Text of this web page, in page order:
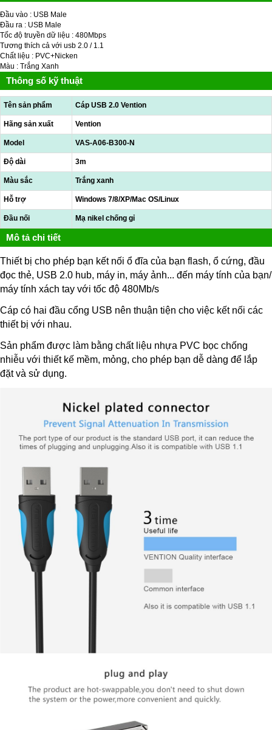
Đầu vào : USB Male
Đầu ra : USB Male
Tốc độ truyền dữ liệu : 480Mbps
Tương thích cả với usb 2.0 / 1.1
Chất liệu : PVC+Nicken
Màu : Trắng Xanh
Thông số kỹ thuật
Tên sản phẩm Cáp USB 2.0 Vention
Hãng sản xuất Vention
Model VAS-A06-B300-N
Độ dài 3m
Màu sắc Trắng xanh
Hỗ trợ Windows 7/8/XP/Mac OS/Linux
Đầu nối Mạ nikel chống gỉ
Mô tả chi tiết
Thiết bị cho phép bạn kết nối ổ đĩa của bạn flash, ổ cứng, đầu
đọc thẻ, USB 2.0 hub, máy in, máy ảnh... đến máy tính của bạn/
máy tính xách tay với tốc độ 480Mb/s
Cáp có hai đầu cổng USB nên thuận tiện cho việc kết nối các
thiết bị với nhau.
Sản phẩm được làm bằng chất liệu nhựa PVC bọc chống
nhiễu với thiết kế mềm, mỏng, cho phép bạn dễ dàng để lắp
đặt và sử dụng.